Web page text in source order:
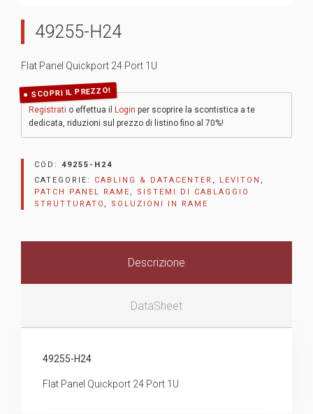
49255-H24
Flat Panel Quickport 24 Port 1U
SCOPRI IL PREZZO!
Registrati o effettua il Login per scoprire la scontistica a te
dedicata, riduzioni sul prezzo di listino fino al 70%!
COD: 49255-H24
CATEGORIE: CABLING & DATACENTER , LEVITON ,
PATCH PANEL RAME , SISTEMI DI CABLAGGIO
STRUTTURATO , SOLUZIONI IN RAME
Descrizione
DataSheet
49255-H24
Flat Panel Quickport 24 Port 1U